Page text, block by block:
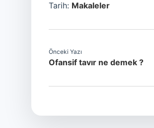
Tarih: Makaleler
Önceki Yazı
Ofansif tavır ne demek ?